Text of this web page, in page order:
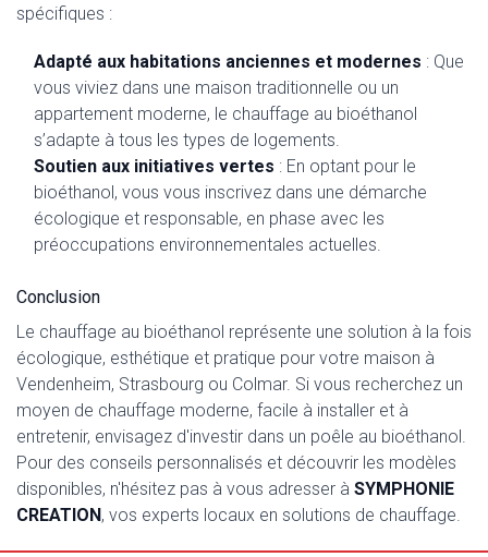
spécifiques :
Adapté aux habitations anciennes et modernes : Que
vous viviez dans une maison traditionnelle ou un
appartement moderne, le chauffage au bioéthanol
s’adapte à tous les types de logements.
Soutien aux initiatives vertes : En optant pour le
bioéthanol, vous vous inscrivez dans une démarche
écologique et responsable, en phase avec les
préoccupations environnementales actuelles.
Conclusion
Le chauffage au bioéthanol représente une solution à la fois
écologique, esthétique et pratique pour votre maison à
Vendenheim, Strasbourg ou Colmar. Si vous recherchez un
moyen de chauffage moderne, facile à installer et à
entretenir, envisagez d'investir dans un poêle au bioéthanol.
Pour des conseils personnalisés et découvrir les modèles
disponibles, n'hésitez pas à vous adresser à SYMPHONIE
CREATION , vos experts locaux en solutions de chauffage.